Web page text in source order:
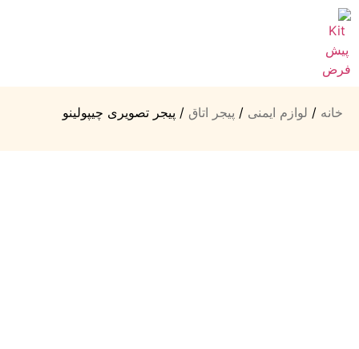
خانه / لوازم ایمنی / پیجر اتاق / پیجر تصویری چیپولینو